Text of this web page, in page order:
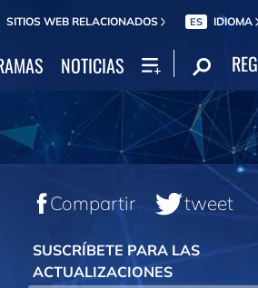
SITIOS WEB RELACIONADOS ES IDIOMA
NOTICIAS
Compartir tweet
SUSCRÍBETE PARA LAS
ACTUALIZACIONES